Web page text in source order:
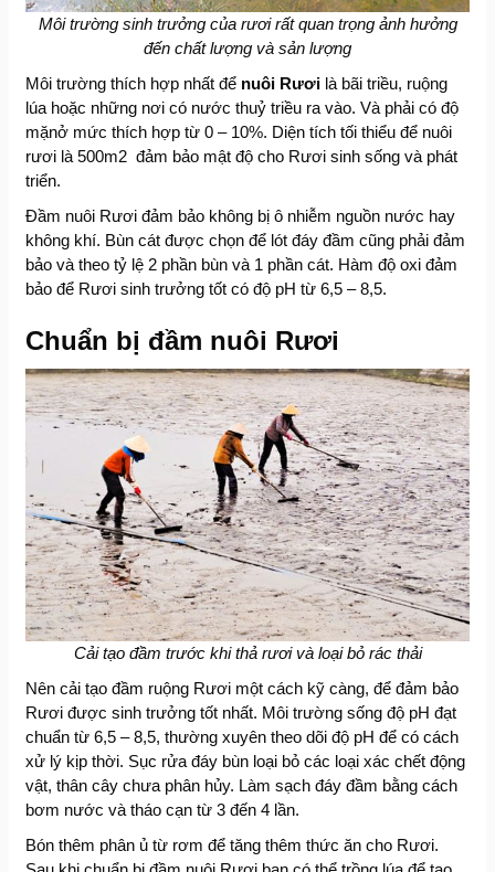
Môi trường sinh trưởng của rươi rất quan trọng ảnh hưởng
đến chất lượng và sản lượng
Môi trường thích hợp nhất để nuôi Rươi là bãi triều, ruộng
lúa hoặc những nơi có nước thuỷ triều ra vào. Và phải có độ
mặnở mức thích hợp từ 0 – 10%. Diện tích tối thiểu để nuôi
rươi là 500m2 đảm bảo mật độ cho Rươi sinh sống và phát
triển.
Đầm nuôi Rươi đảm bảo không bị ô nhiễm nguồn nước hay
không khí. Bùn cát được chọn để lót đáy đầm cũng phải đảm
bảo và theo tỷ lệ 2 phần bùn và 1 phần cát. Hàm độ oxi đảm
bảo để Rươi sinh trưởng tốt có độ pH từ 6,5 – 8,5.
Chuẩn bị đầm nuôi Rươi
Cải tạo đầm trước khi thả rươi và loại bỏ rác thải
Nên cải tạo đầm ruộng Rươi một cách kỹ càng, để đảm bảo
Rươi được sinh trưởng tốt nhất. Môi trường sống độ pH đạt
chuẩn từ 6,5 – 8,5, thường xuyên theo dõi độ pH để có cách
xử lý kịp thời. Sục rửa đáy bùn loại bỏ các loại xác chết động
vật, thân cây chưa phân hủy. Làm sạch đáy đầm bằng cách
bơm nước và tháo cạn từ 3 đến 4 lần.
Bón thêm phân ủ từ rơm để tăng thêm thức ăn cho Rươi.